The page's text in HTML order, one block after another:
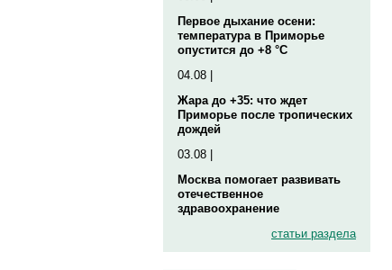
Первое дыхание осени:
температура в Приморье
опустится до +8 °C
04.08 |
Жара до +35: что ждет
Приморье после тропических
дождей
03.08 |
Москва помогает развивать
отечественное
здравоохранение
статьи раздела